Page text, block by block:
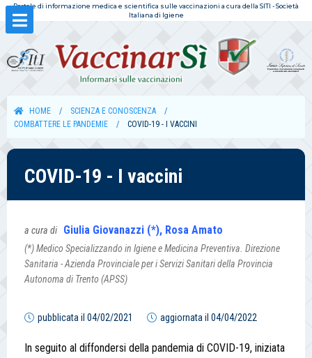
Portale di informazione medica e scientifica sulle vaccinazioni a cura della SITI - Società
Italiana di Igiene
HOME
SCIENZA E CONOSCENZA
COMBATTERE LE PANDEMIE
COVID-19 - I VACCINI
COVID-19 - I vaccini
a cura di Giulia Giovanazzi (*), Rosa Amato
(*) Medico Specializzando in Igiene e Medicina Preventiva. Direzione
Sanitaria - Azienda Provinciale per i Servizi Sanitari della Provincia
Autonoma di Trento (APSS)
pubblicata il 04/02/2021 aggiornata il 04/04/2022
In seguito al diffondersi della pandemia di COVID-19, iniziata